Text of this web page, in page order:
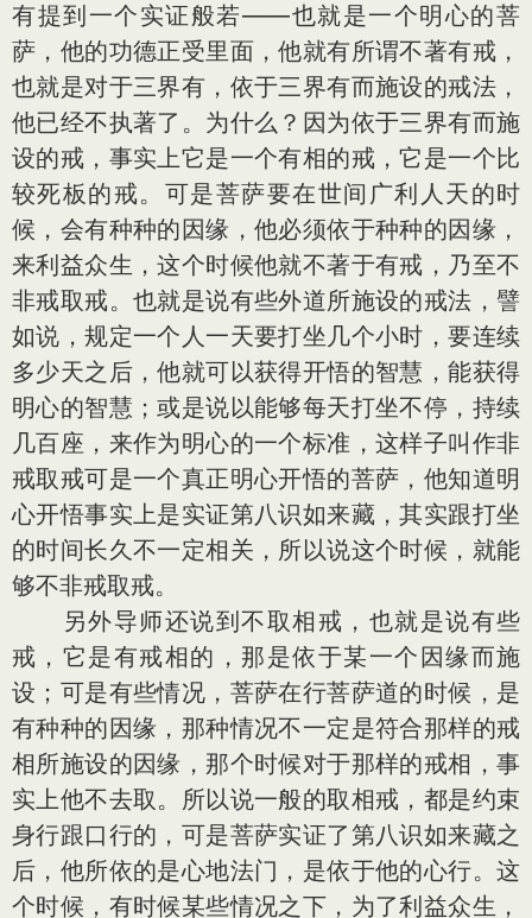
有提到一个实证般若——也就是一个明心的菩
萨，他的功德正受里面，他就有所谓不著有戒，
也就是对于三界有，依于三界有而施设的戒法，
他已经不执著了。为什么？因为依于三界有而施
设的戒，事实上它是一个有相的戒，它是一个比
较死板的戒。可是菩萨要在世间广利人天的时
候，会有种种的因缘，他必须依于种种的因缘，
来利益众生，这个时候他就不著于有戒，乃至不
非戒取戒。也就是说有些外道所施设的戒法，譬
如说，规定一个人一天要打坐几个小时，要连续
多少天之后，他就可以获得开悟的智慧，能获得
明心的智慧；或是说以能够每天打坐不停，持续
几百座，来作为明心的一个标准，这样子叫作非
戒取戒可是一个真正明心开悟的菩萨，他知道明
心开悟事实上是实证第八识如来藏，其实跟打坐
的时间长久不一定相关，所以说这个时候，就能
够不非戒取戒。
另外导师还说到不取相戒，也就是说有些
戒，它是有戒相的，那是依于某一个因缘而施
设；可是有些情况，菩萨在行菩萨道的时候，是
有种种的因缘，那种情况不一定是符合那样的戒
相所施设的因缘，那个时候对于那样的戒相，事
实上他不去取。所以说一般的取相戒，都是约束
身行跟口行的，可是菩萨实证了第八识如来藏之
后，他所依的是心地法门，是依于他的心行。这
个时候，有时候某些情况之下，为了利益众生，